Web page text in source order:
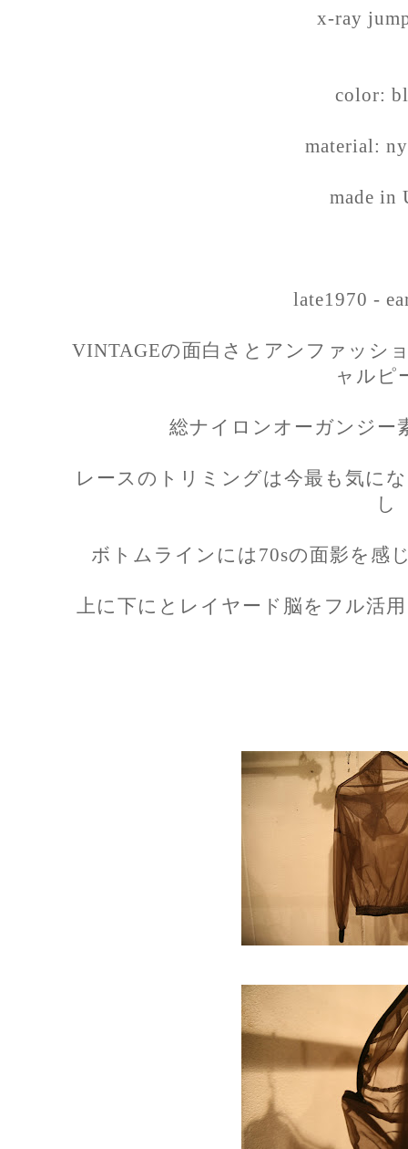
x-ray
color:
material:
made in
late1970 -
VINTAGEの面白さとアンファッシ
ャルピ
総ナイロンオーガンジー
レースのトリミングは今最も気に
し
ボトムラインには70sの面影を感
上に下にとレイヤード脳をフル活